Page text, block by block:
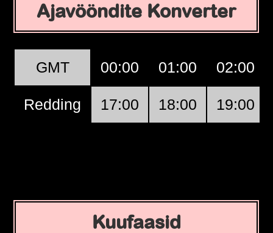
Ajavööndite Konverter
GMT 00:00 01:00 02:00
Redding 17:00 18:00 19:00
Kuufaasid